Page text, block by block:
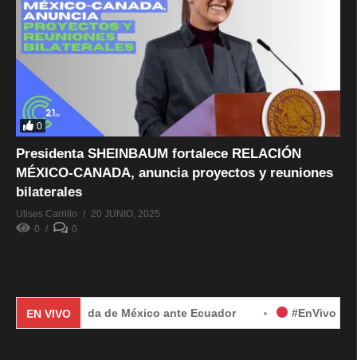
0
Presidenta SHEINBAUM fortalece RELACIÓN
MÉXICO-CANADA, anuncia proyectos y reuniones
bilaterales
Ulises Carrillo
20 JUNIO, 2025
0
0
EN VIVO
demanda de México ante Ecuador #EnVivo |